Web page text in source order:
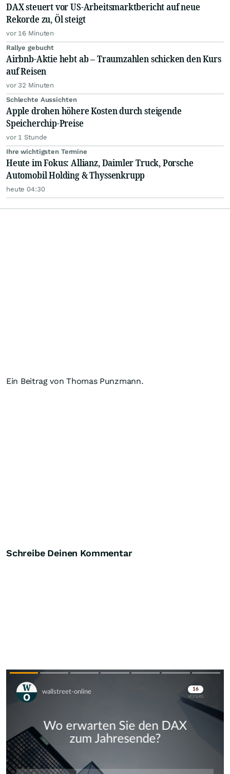
DAX steuert vor US-Arbeitsmarktbericht auf neue
Rekorde zu, Öl steigt
vor 16 Minuten
Rallye gebucht
Airbnb-Aktie hebt ab – Traumzahlen schicken den Kurs
auf Reisen
vor 32 Minuten
Schlechte Aussichten
Apple drohen höhere Kosten durch steigende
Speicherchip-Preise
vor 1 Stunde
Ihre wichtigsten Termine
Heute im Fokus: Allianz, Daimler Truck, Porsche
Automobil Holding & Thyssenkrupp
heute 04:30
Ein Beitrag von Thomas Punzmann.
Schreibe Deinen Kommentar
Skip